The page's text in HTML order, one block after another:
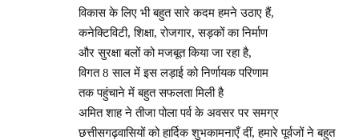
विकास के लिए भी बहुत सारे कदम हमने उठाए हैं,
कनेक्टिविटी, शिक्षा, रोजगार, सड़कों का निर्माण
और सुरक्षा बलों को मजबूत किया जा रहा है,
विगत 8 साल में इस लड़ाई को निर्णायक परिणाम
तक पहुंचाने में बहुत सफलता मिली है
अमित शाह ने तीजा पोला पर्व के अवसर पर समग्र
छत्तीसगढ़वासियों को हार्दिक शुभकामनाएँ दीं, हमारे पूर्वजों ने बहुत